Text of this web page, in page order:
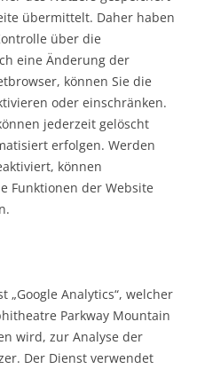
übermittelt. Daher haben
über die
eine Änderung der
können Sie die
oder einschränken.
jederzeit gelöscht
erfolgen. Werden
können
Funktionen der Website
„Google Analytics“, welcher
Parkway Mountain
wird, zur Analyse der
Der Dienst verwendet